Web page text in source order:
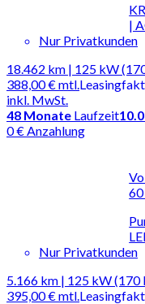
|
Nur Privatkunden
18.462 km | 125 kW
388,00 €mtl.
inkl. MwSt.
48 Monate Laufzeit
0 € Anzahlung
Nur Privatkunden
5.166 km | 125 kW (170
395,00 €mtl.